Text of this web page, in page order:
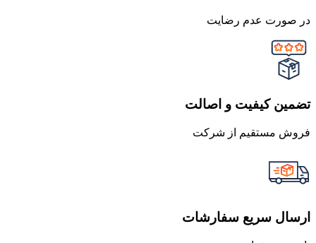
در صورت عدم رضایت
تضمین کیفیت و اصالت
فروش مستقیم از شرکت
ارسال سریع سفارشات